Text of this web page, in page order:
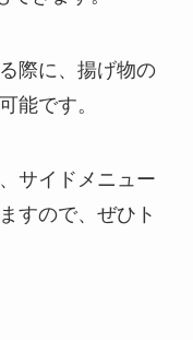
際に、揚げ物の
能です。
サイドメニュー
すので、ぜひト